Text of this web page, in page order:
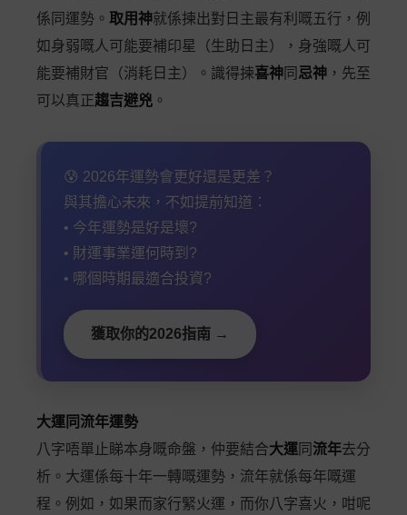
係同運勢。 取用神就係揀出對日主最有利嘅五行，例
如身弱嘅人可能要補印星（生助日主），身強嘅人可
能要補財官（消耗日主）。識得揀喜神 同 忌神 ，先至
可以真正趨吉避兇 。
😰 2026年運勢會更好還是更差？
與其擔心未來，不如提前知道：
• 今年運勢是好是壞?
• 財運事業運何時到?
• 哪個時期最適合投資?
獲取你的2026指南 →
大運同流年運勢
八字唔單止睇本身嘅命盤，仲要結合大運 同 流年去分
析。大運係每十年一轉嘅運勢，流年就係每年嘅運
程。例如，如果而家行緊火運，而你八字喜火，咁呢